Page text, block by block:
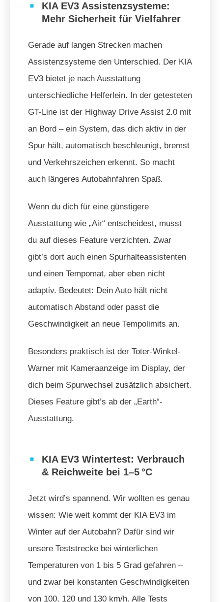
KIA EV3 Assistenzsysteme:
Mehr Sicherheit für Vielfahrer
Gerade auf langen Strecken machen
Assistenzsysteme den Unterschied. Der KIA
EV3 bietet je nach Ausstattung
unterschiedliche Helferlein. In der getesteten
GT-Line ist der Highway Drive Assist 2.0 mit
an Bord – ein System, das dich aktiv in der
Spur hält, automatisch beschleunigt, bremst
und Verkehrszeichen erkennt. So macht
auch längeres Autobahnfahren Spaß.
Wenn du dich für eine günstigere
Ausstattung wie „Air“ entscheidest, musst
du auf dieses Feature verzichten. Zwar
gibt’s dort auch einen Spurhalteassistenten
und einen Tempomat, aber eben nicht
adaptiv. Bedeutet: Dein Auto hält nicht
automatisch Abstand oder passt die
Geschwindigkeit an neue Tempolimits an.
Besonders praktisch ist der Toter-Winkel-
Warner mit Kameraanzeige im Display, der
dich beim Spurwechsel zusätzlich absichert.
Dieses Feature gibt’s ab der „Earth“-
Ausstattung.
KIA EV3 Wintertest: Verbrauch
& Reichweite bei 1–5 °C
Jetzt wird’s spannend. Wir wollten es genau
wissen: Wie weit kommt der KIA EV3 im
Winter auf der Autobahn? Dafür sind wir
unsere Teststrecke bei winterlichen
Temperaturen von 1 bis 5 Grad gefahren –
und zwar bei konstanten Geschwindigkeiten
von 100, 120 und 130 km/h. Alle Tests